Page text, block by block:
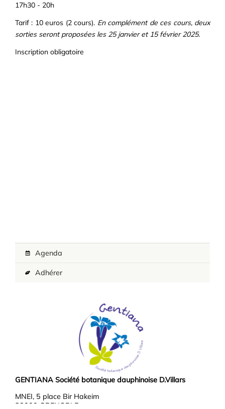
17h30 - 20h
Tarif : 10 euros (2 cours). En complément de ces cours, deux
sorties seront proposées les 25 janvier et 15 février 2025.
Inscription obligatoire
Agenda
Adhérer
GENTIANA Société botanique dauphinoise D.Villars
MNEI, 5 place Bir Hakeim
38000 GRENOBLE